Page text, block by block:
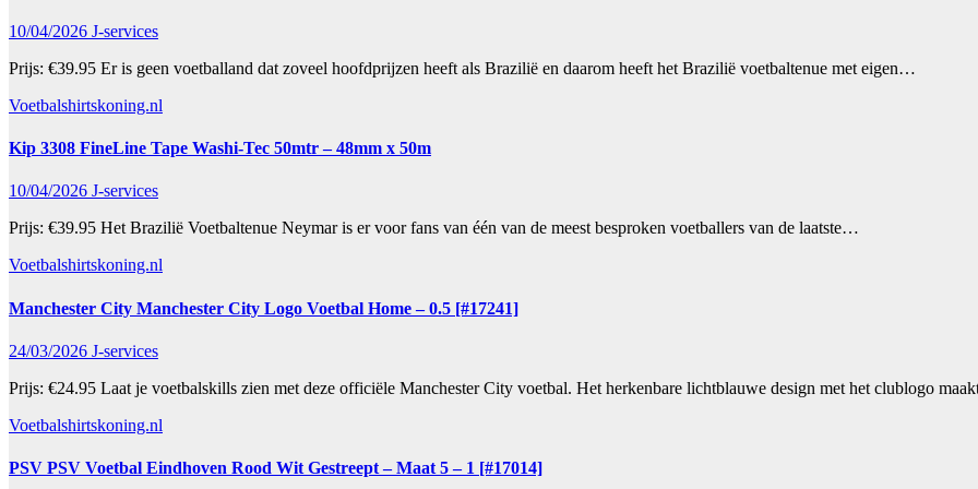
10/04/2026 J-services
Prijs: €39.95 Er is geen voetballand dat zoveel hoofdprijzen heeft als Brazilië en daarom heeft het Brazilië voetbaltenue met eigen…
Voetbalshirtskoning.nl
Kip 3308 FineLine Tape Washi-Tec 50mtr – 48mm x 50m
10/04/2026 J-services
Prijs: €39.95 Het Brazilië Voetbaltenue Neymar is er voor fans van één van de meest besproken voetballers van de laatste…
Voetbalshirtskoning.nl
Manchester City Manchester City Logo Voetbal Home – 0.5 [#17241]
24/03/2026 J-services
Prijs: €24.95 Laat je voetbalskills zien met deze officiële Manchester City voetbal. Het herkenbare lichtblauwe design met het clublogo
Voetbalshirtskoning.nl
PSV PSV Voetbal Eindhoven Rood Wit Gestreept – Maat 5 – 1 [#17014]